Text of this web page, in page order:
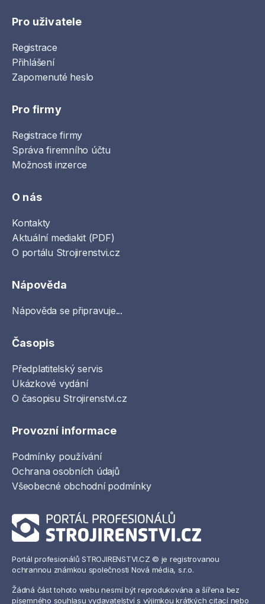
Pro uživatele
Registrace
Přihlášení
Zapomenuté heslo
Pro firmy
Registrace firmy
Správa firemního účtu
Možnosti inzerce
O nás
Kontakty
Aktuální mediakit (PDF)
O portálu Strojirenstvi.cz
Nápověda
Nápověda se připravuje...
Časopis
Předplatitelský servis
Ukázkové vydání
O časopisu Strojirenstvi.cz
Provozní informace
Podmínky používání
Ochrana osobních údajů
Všeobecné obchodní podmínky
Portál profesionálů STROJIRENSTVI.CZ © je registrovanou
ochrannou známkou společnosti Nová média, s.r.o.
Žádná část tohoto webu nesmí být reprodukována a šířena bez
písemného souhlasu vydavatelství s výjimkou krátkých citací nebo